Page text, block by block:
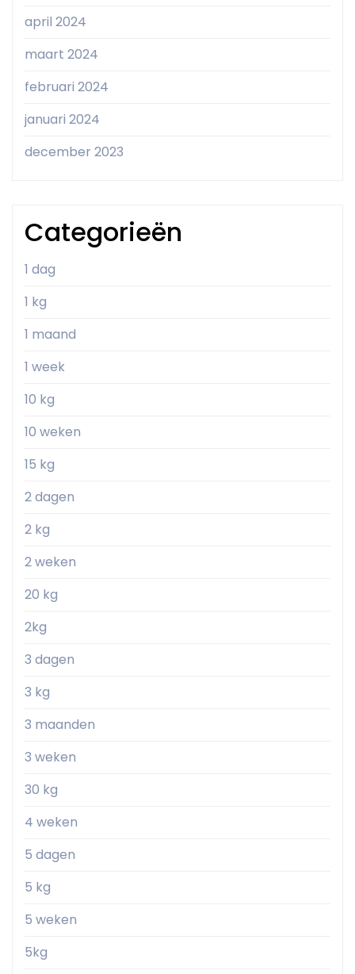
april 2024
maart 2024
februari 2024
januari 2024
december 2023
Categorieën
1 dag
1 kg
1 maand
1 week
10 kg
10 weken
15 kg
2 dagen
2 kg
2 weken
20 kg
2kg
3 dagen
3 kg
3 maanden
3 weken
30 kg
4 weken
5 dagen
5 kg
5 weken
5kg